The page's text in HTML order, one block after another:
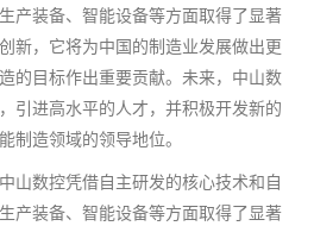
产装备、智能设备等方面取得了显著
新，它将为中国的制造业发展做出更
的目标作出重要贡献。未来，中山数
引进高水平的人才，并积极开发新的
制造领域的领导地位。
山数控凭借自主研发的核心技术和自
产装备、智能设备等方面取得了显著